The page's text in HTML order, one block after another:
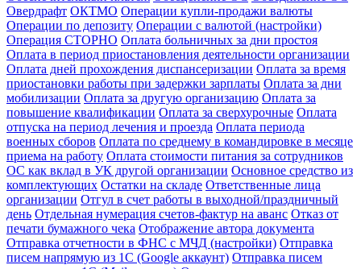
Овердрафт ОКТМО Операции купли-продажи валюты
Операции по депозиту Операции с валютой (настройки)
Операция СТОРНО Оплата больничных за дни простоя
Оплата в период приостановления деятельности организации
Оплата дней прохождения диспансеризации Оплата за время
приостановки работы при задержки зарплаты Оплата за дни
мобилизации Оплата за другую организацию Оплата за
повышение квалификации Оплата за сверхурочные Оплата
отпуска на период лечения и проезда Оплата периода
военных сборов Оплата по среднему в командировке в месяце
приема на работу Оплата стоимости питания за сотрудников
ОС как вклад в УК другой организации Основное средство из
комплектующих Остатки на складе Ответственные лица
организации Отгул в счет работы в выходной/праздничный
день Отдельная нумерация счетов-фактур на аванс Отказ от
печати бумажного чека Отображение автора документа
Отправка отчетности в ФНС с МЧД (настройки) Отправка
писем напрямую из 1С (Google аккаунт) Отправка писем